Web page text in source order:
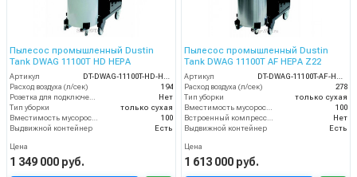
Пылесос промышленный Dustin
Tank DWAG 11100T HD HEPA
Артикул
Расход воздуха (л/сек)
194
Нет
Тип уборки
только сухая
100
Выдвижной контейнер
Есть
Цена
1 349 000 руб.
Пылесос промышленный Dustin
Tank DWAG 11100T AF HEPA Z22
Артикул
Расход воздуха (л/сек)
278
Тип уборки
только сухая
100
Нет
Выдвижной контейнер
Есть
Цена
1 613 000 руб.